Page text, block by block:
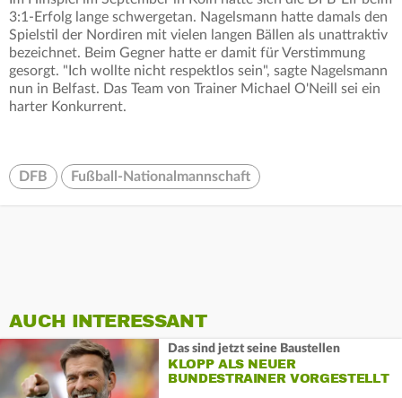
3:1-Erfolg lange schwergetan. Nagelsmann hatte damals den
Spielstil der Nordiren mit vielen langen Bällen als unattraktiv
bezeichnet. Beim Gegner hatte er damit für Verstimmung
gesorgt. "Ich wollte nicht respektlos sein", sagte Nagelsmann
nun in Belfast. Das Team von Trainer Michael O'Neill sei ein
harter Konkurrent.
DFB Fußball-Nationalmannschaft
AUCH INTERESSANT
Das sind jetzt seine Baustellen
KLOPP ALS NEUER
BUNDESTRAINER VORGESTELLT